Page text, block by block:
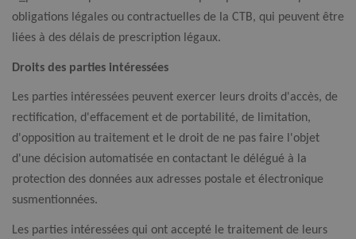
obligations légales ou contractuelles de la CTB, qui peuvent être
liées à des délais de prescription légaux.
Droits des parties intéressées
Les parties intéressées peuvent exercer leurs droits d'accès, de
rectification, d'effacement et de portabilité, de limitation,
d'opposition au traitement et le droit de ne pas faire l'objet
d'une décision automatisée en contactant le délégué à la
protection des données aux adresses postale et électronique
susmentionnées.
Les parties intéressées qui ont accepté le traitement de leurs